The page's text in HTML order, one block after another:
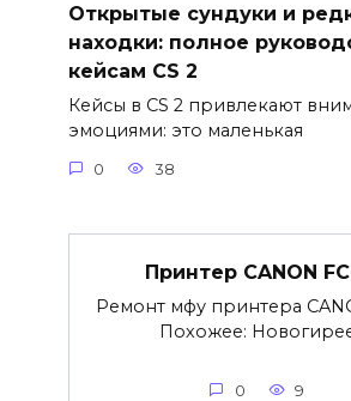
Открытые сундуки и
находки: полное
кейсам CS 2
Кейсы в CS 2 привлекают
эмоциями: это маленькая
0 38
Принтер CANON
Ремонт мфу принтера
Похожее:
0 9